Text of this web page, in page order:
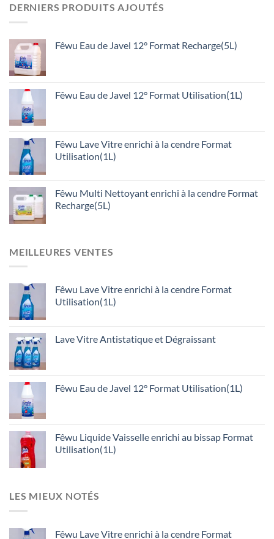
DERNIERS PRODUITS AJOUTÉS
Fêwu Eau de Javel 12° Format Recharge(5L)
Fêwu Eau de Javel 12° Format Utilisation(1L)
Fêwu Lave Vitre enrichi à la cendre Format
Utilisation(1L)
Fêwu Multi Nettoyant enrichi à la cendre Format
Recharge(5L)
MEILLEURES VENTES
Fêwu Lave Vitre enrichi à la cendre Format
Utilisation(1L)
Lave Vitre Antistatique et Dégraissant
Fêwu Eau de Javel 12° Format Utilisation(1L)
Fêwu Liquide Vaisselle enrichi au bissap Format
Utilisation(1L)
LES MIEUX NOTÉS
Fêwu Lave Vitre enrichi à la cendre Format